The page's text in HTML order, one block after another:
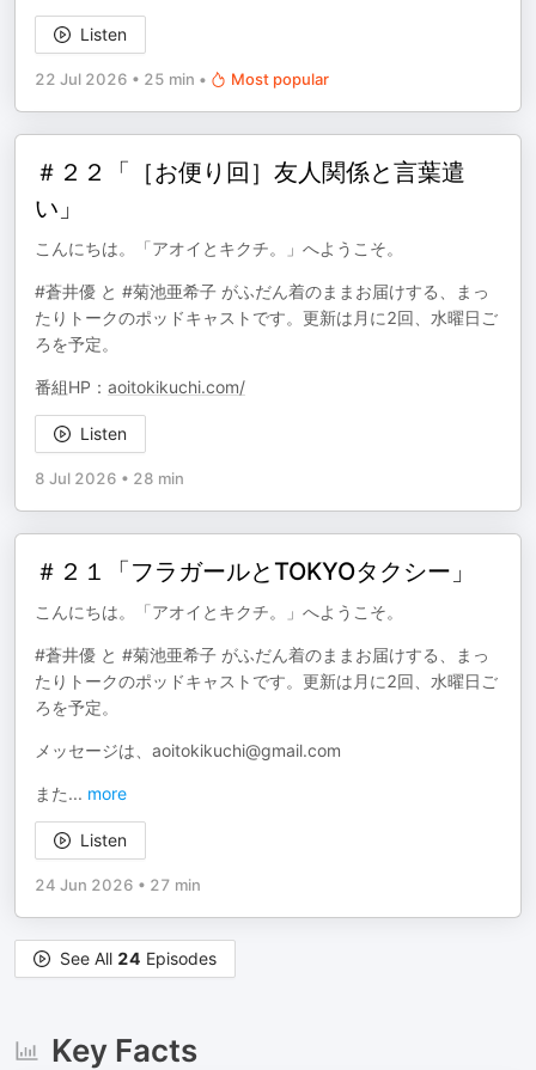
Listen
22 Jul 2026 • 25 min • Most popular
＃２２「［お便り回］友人関係と言葉遣
い」
こんにちは。「アオイとキクチ。」へようこそ。
#蒼井優 と #菊池亜希子 がふだん着のままお届けする、まっ
たりトークのポッドキャストです。更新は月に2回、水曜日ご
ろを予定。
番組HP： aoitokikuchi.com/
Listen
8 Jul 2026 • 28 min
＃２１「フラガールとTOKYOタクシー」
こんにちは。「アオイとキクチ。」へようこそ。
#蒼井優 と #菊池亜希子 がふだん着のままお届けする、まっ
たりトークのポッドキャストです。更新は月に2回、水曜日ご
ろを予定。
メッセージは、aoitokikuchi@gmail.com
また... more
Listen
24 Jun 2026 • 27 min
See All 24 Episodes
Key Facts